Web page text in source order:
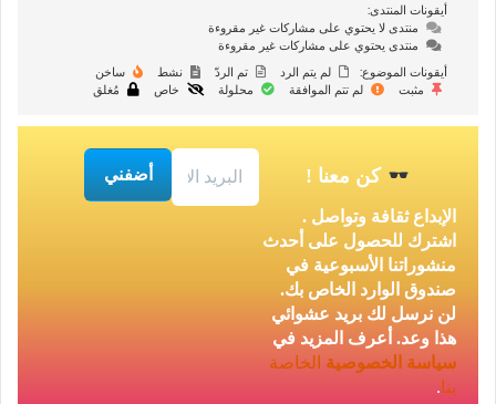
أيقونات المنتدى:
منتدى لا يحتوي على مشاركات غير مقروءة
منتدى يحتوي على مشاركات غير مقروءة
أيقونات الموضوع:
لم يتم الرد تم الردّ نشط
ساخن
مثبت
لم تتم الموافقة محلولة خاص مُغلق
كن معنا !
الإبداع ثقافة وتواصل .
اشترك للحصول على أحدث
منشوراتنا الأسبوعية في
صندوق الوارد الخاص بك.
لن نرسل لك بريد عشوائي
هذا وعد. أعرف المزيد في
سياسة الخصوصية الخاصة
بنا.